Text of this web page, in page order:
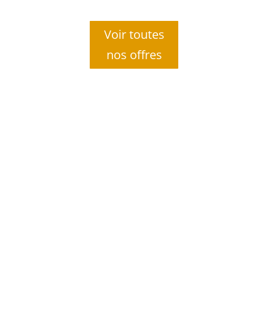
Voir toutes
nos offres